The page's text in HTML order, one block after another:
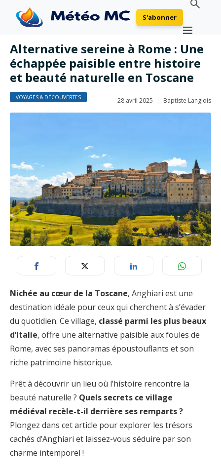
S'abonner
Alternative sereine à Rome : Une
échappée paisible entre histoire
et beauté naturelle en Toscane
VOYAGES & DÉCOUVERTES 28 avril 2025 Baptiste Langlois
Nichée au cœur de la Toscane, Anghiari est une
destination idéale pour ceux qui cherchent à s’évader
du quotidien. Ce village, classé parmi les plus beaux
d’Italie, offre une alternative paisible aux foules de
Rome, avec ses panoramas époustouflants et son
riche patrimoine historique.
Prêt à découvrir un lieu où l’histoire rencontre la
beauté naturelle ? Quels secrets ce village
médiéval recèle-t-il derrière ses remparts ?
Plongez dans cet article pour explorer les trésors
cachés d’Anghiari et laissez-vous séduire par son
charme intemporel !